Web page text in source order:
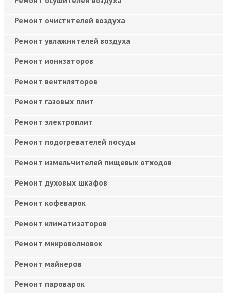
Ремонт очистителей воздуха
Ремонт увлажнителей воздуха
Ремонт ионизаторов
Ремонт вентиляторов
Ремонт газовых плит
Ремонт электроплит
Ремонт подогревателей посуды
Ремонт измельчителей пищевых отходов
Ремонт духовых шкафов
Ремонт кофеварок
Ремонт климатизаторов
Ремонт микроволновок
Ремонт майнеров
Ремонт пароварок